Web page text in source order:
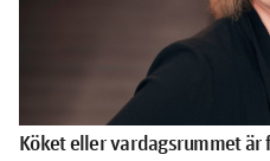
Köket eller vardagsrummet